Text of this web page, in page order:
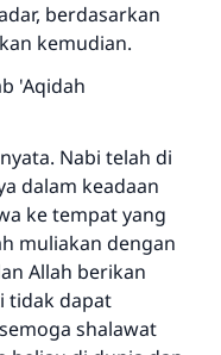
berdasarkan
kemudian.
'Aqidah
Nabi telah di
dalam keadaan
ke tempat yang
muliakan dengan
Allah berikan
tidak dapat
shalawat